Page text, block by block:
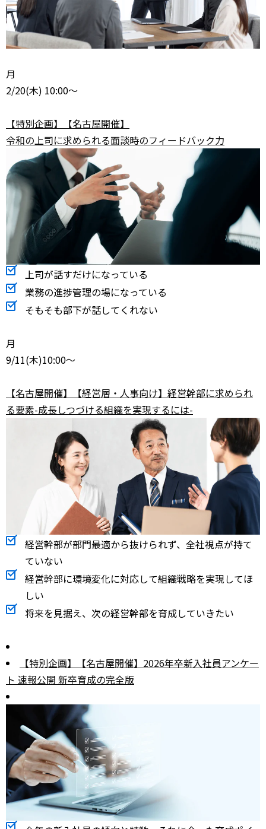
月
2/20(木) 10:00～
【特別企画】【名古屋開催】
令和の上司に求められる面談時のフィードバック力
上司が話すだけになっている
業務の進捗管理の場になっている
そもそも部下が話してくれない
月
9/11(木)10:00～
【名古屋開催】【経営層・人事向け】経営幹部に求められ
る要素-成長しつづける組織を実現するには-
経営幹部が部門最適から抜けられず、全社視点が持て
ていない
経営幹部に環境変化に対応して組織戦略を実現してほ
しい
将来を見据え、次の経営幹部を育成していきたい
【特別企画】【名古屋開催】2026年卒新入社員アンケー
ト 速報公開 新卒育成の完全版